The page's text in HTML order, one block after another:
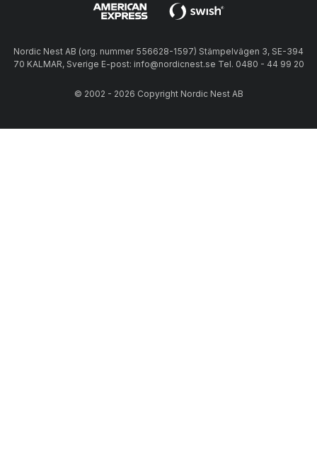
Nordic Nest AB (org. nummer 556628-1597) Stämpelvägen 3, SE-394
70 KALMAR, Sverige E-post: info@nordicnest.se Tel. 0480 - 44 99 20
© 2002 - 2026 Copyright Nordic Nest AB